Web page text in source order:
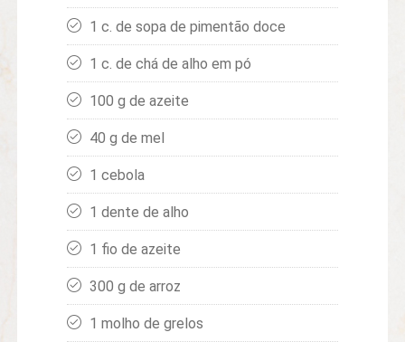
1 c. de sopa de pimentão doce
1 c. de chá de alho em pó
100 g de azeite
40 g de mel
1 cebola
1 dente de alho
1 ﬁo de azeite
300 g de arroz
1 molho de grelos